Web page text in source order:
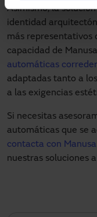
Asimismo, la
identidad
más representativos
capacidad de
automáticas
adaptadas tanto a
a las exigencias
Si necesitas
automáticas que se
contacta con Manusa
nuestras soluciones